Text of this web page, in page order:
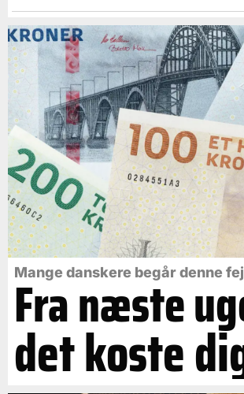
Mange danskere begår denne
Fra næste
det koste